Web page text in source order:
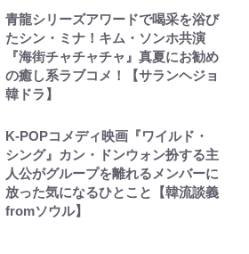
青龍シリーズアワードで喝采を浴び
たシン・ミナ！キム・ソンホ共演
『海街チャチャチャ』真夏にお勧め
の癒し系ラブコメ！【サランヘジョ
韓ドラ】
K-POPコメディ映画『ワイルド・
シング』カン・ドンウォン扮する主
人公がグループを離れるメンバーに
放った気になるひとこと【韓流談義
fromソウル】